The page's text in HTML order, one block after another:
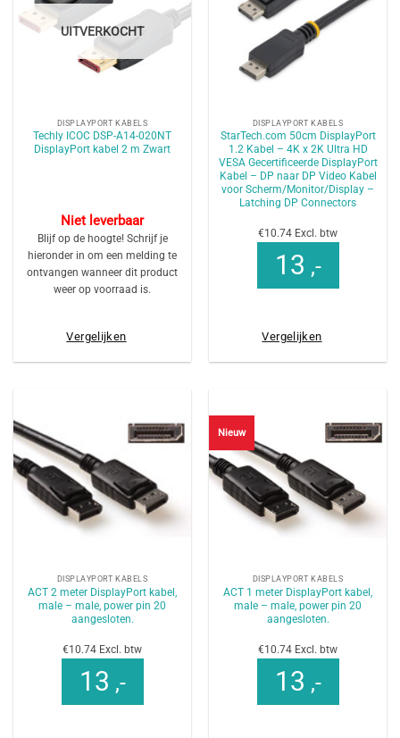
UITVERKOCHT
DISPLAYPORT KABELS
Techly ICOC DSP-A14-020NT
DisplayPort kabel 2 m Zwart
Niet leverbaar
Blijf op de hoogte! Schrijf je
hieronder in om een melding te
ontvangen wanneer dit product
weer op voorraad is.
Vergelijken
DISPLAYPORT KABELS
StarTech.com 50cm DisplayPort
1.2 Kabel – 4K x 2K Ultra HD
VESA Gecertificeerde DisplayPort
Kabel – DP naar DP Video Kabel
voor Scherm/Monitor/Display –
Latching DP Connectors
€10.74 Excl. btw
13 ,-
Vergelijken
DISPLAYPORT KABELS
ACT 2 meter DisplayPort kabel,
male – male, power pin 20
aangesloten.
€10.74 Excl. btw
13 ,-
Nieuw
DISPLAYPORT KABELS
ACT 1 meter DisplayPort kabel,
male – male, power pin 20
aangesloten.
€10.74 Excl. btw
13 ,-